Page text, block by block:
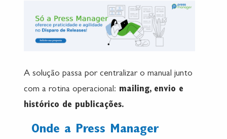
A solução passa por centralizar o manual junto
com a rotina operacional: mailing, envio e
histórico de publicações.
Onde a Press Manager